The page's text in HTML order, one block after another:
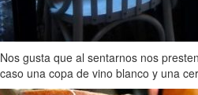
Nos gusta que al sentarnos nos
caso una copa de vino blanco y una